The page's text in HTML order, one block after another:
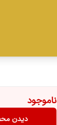
ناموجود
دیدن